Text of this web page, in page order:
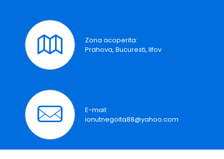
Zona acoperita:
Prahova, Bucuresti, Ilfov
E-mail:
ionutnegoita88@yahoo.com